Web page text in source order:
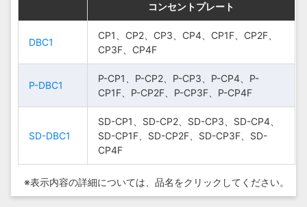
コンセントプレート
CP1、CP2、CP3、
CP4、CP1F、
CP2F、CP3F、
CP4F
P-CP1、P-CP2、P-
CP3、P-CP4、P-
CP1F、P-CP2F、P-
CP3F、P-CP4F
SD-CP1、SD-
CP2、SD-CP3、
コンセントプレート
DBC1
CP1、CP2、CP3、CP4、CP1F、CP2F、
CP3F、CP4F
P-DBC1
P-CP1、P-CP2、P-CP3、P-CP4、P-
CP1F、P-CP2F、P-CP3F、P-CP4F
SD-DBC1
SD-CP1、SD-CP2、SD-CP3、SD-CP4、
SD-CP1F、SD-CP2F、SD-CP3F、SD-
CP4F
コンセントプレート
CP1、CP2、CP3、
CP4、CP1F、
CP2F、CP3F、
CP4F
P-CP1、P-CP2、P-
CP3、P-CP4、P-
CP1F、P-CP2F、P-
CP3F、P-CP4F
SD-CP1、SD-
CP2、SD-CP3、
コンセントプレート
DBC1
CP1、CP2、CP3、CP4、CP1F、CP2F、
CP3F、CP4F
P-DBC1
P-CP1、P-CP2、P-CP3、P-CP4、P-
CP1F、P-CP2F、P-CP3F、P-CP4F
SD-DBC1
SD-CP1、SD-CP2、SD-CP3、SD-CP4、
SD-CP1F、SD-CP2F、SD-CP3F、SD-
CP4F
※表示内容の詳細については、 品名をクリックしてください。